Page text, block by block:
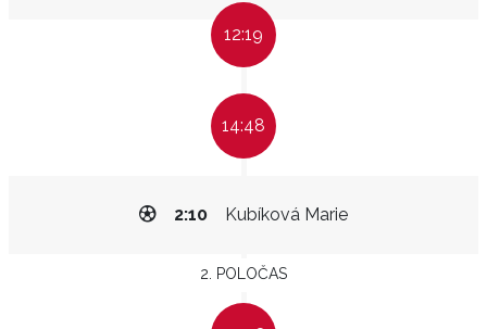
12:19
14:48
Kubíková Marie
2:10
2. POLOČAS